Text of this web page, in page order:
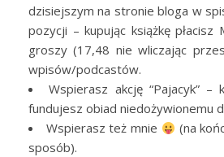
dzisiejszym na stronie bloga w
pozycji – kupując książkę płacisz
groszy (17,48 nie wliczając
wpisów/podcastów.
Wspierasz akcję “Pajacyk” –
fundujesz obiad niedożywionemu
Wspierasz też mnie
(na
sposób).